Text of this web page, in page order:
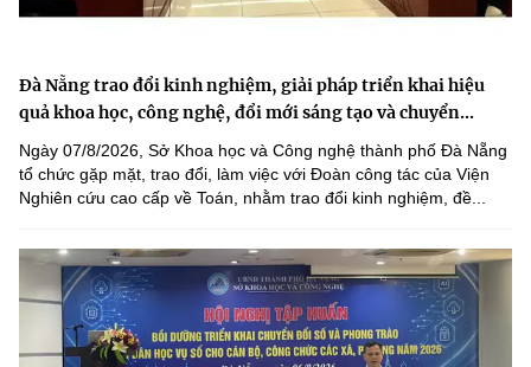
Đà Nẵng trao đổi kinh nghiệm, giải pháp triển khai hiệu
quả khoa học, công nghệ, đổi mới sáng tạo và chuyển...
Ngày 07/8/2026, Sở Khoa học và Công nghệ thành phố Đà Nẵng
tổ chức gặp mặt, trao đổi, làm việc với Đoàn công tác của Viện
Nghiên cứu cao cấp về Toán, nhằm trao đổi kinh nghiệm, đề...